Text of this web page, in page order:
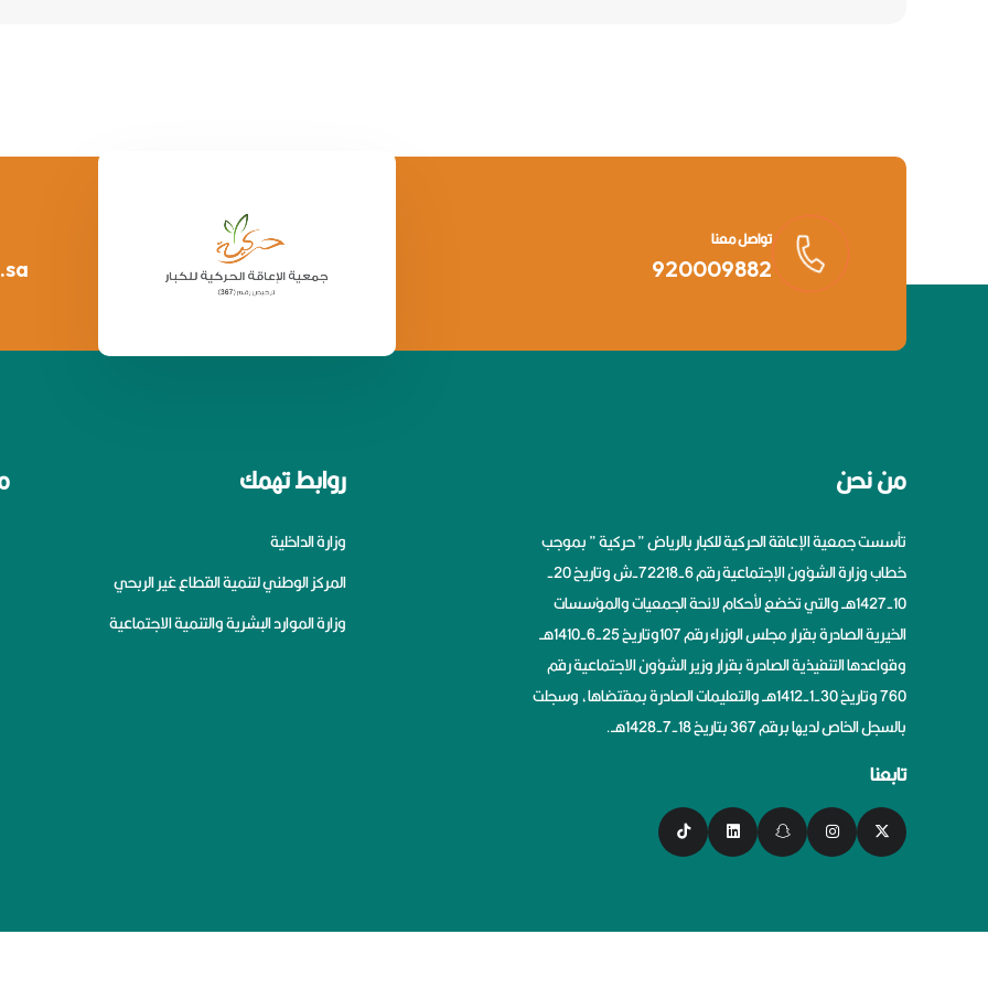
تواصل معنا
920009882
من نحن
تأسست جمعية الإعاقة الحركية للكبار بالرياض ” حركية ” بموجب
خطاب وزارة الشؤون الإجتماعية رقم 6-72218-ش وتاريخ 20-
10-1427هــ والتي تخضع لأحكام لائحة الجمعيات والمؤسسات
الخيرية الصادرة بقرار مجلس الوزراء رقم 107وتاريخ 25-6-1410هــ
وقواعدها التنفيذية الصادرة بقرار وزير الشؤون الاجتماعية رقم
760 وتاريخ 30-1-1412هــ والتعليمات الصادرة بمقتضاها، وسجلت
بالسجل الخاص لديها برقم 367 بتاريخ 18-7-1428هــ.
تابعنا
روابط تهمك
وزارة الداخلية
المركز الوطني لتنمية القطاع غير الربحي
وزارة الموارد البشرية والتنمية الاجتماعية